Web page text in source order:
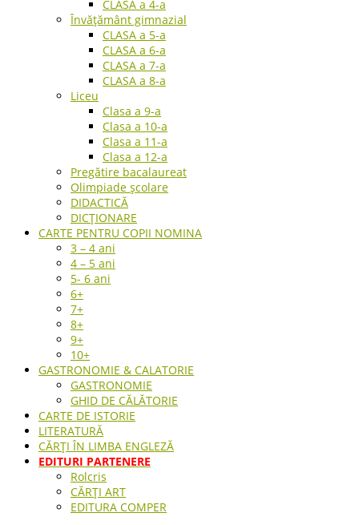
CLASA a 4-a
Învățământ gimnazial
CLASA a 5-a
CLASA a 6-a
CLASA a 7-a
CLASA a 8-a
Liceu
Clasa a 9-a
Clasa a 10-a
Clasa a 11-a
Clasa a 12-a
Pregătire bacalaureat
Olimpiade școlare
DIDACTICĂ
DICȚIONARE
CARTE PENTRU COPII NOMINA
3 – 4 ani
4 – 5 ani
5- 6 ani
6+
7+
8+
9+
10+
GASTRONOMIE & CALATORIE
GASTRONOMIE
GHID DE CĂLĂTORIE
CARTE DE ISTORIE
LITERATURĂ
CĂRȚI ÎN LIMBA ENGLEZĂ
EDITURI PARTENERE
Rolcris
CĂRȚI ART
EDITURA COMPER